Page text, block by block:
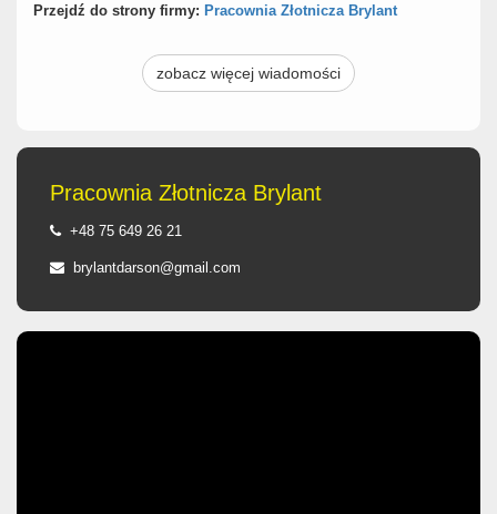
Przejdź do strony firmy: Pracownia Złotnicza Brylant
zobacz więcej wiadomości
Pracownia Złotnicza Brylant
+48 75 649 26 21
brylantdarson@gmail.com